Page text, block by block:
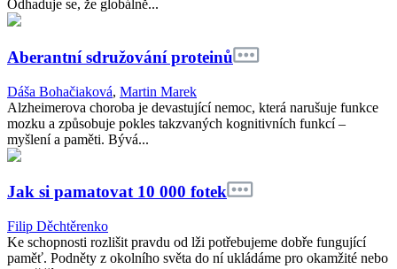
Odhaduje se, že globálně...
Aberantní sdružování proteinů
Dáša Bohačiaková, Martin Marek
Alzheimerova choroba je devastující nemoc, která narušuje funkce
mozku a způsobuje pokles takzvaných kognitivních funkcí –
myšlení a paměti. Bývá...
Jak si pamatovat 10 000 fotek
Filip Děchtěrenko
Ke schopnosti rozlišit pravdu od lži potřebujeme dobře fungující
paměť. Podněty z okolního světa do ní ukládáme pro okamžité nebo